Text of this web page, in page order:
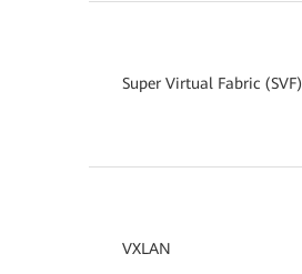
Super Virtual Fabric (SVF)
VXLAN